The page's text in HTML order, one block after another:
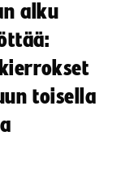
alku
toisella